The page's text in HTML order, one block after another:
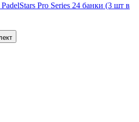
Pro Series 24 банки (3 шт в